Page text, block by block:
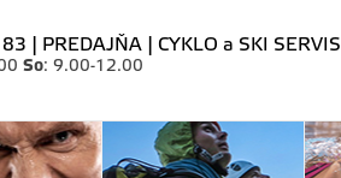
| PREDAJŇA CYKLO a SKI SERVIS
So: 9.00-12.00